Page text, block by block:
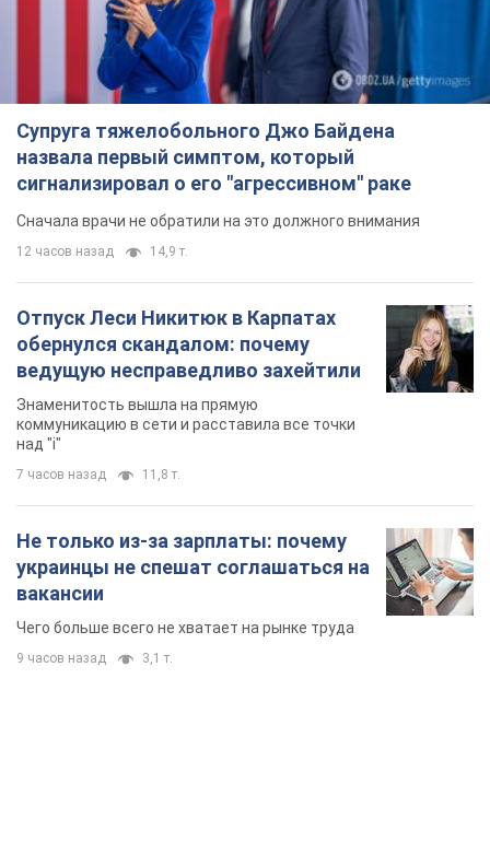
Супруга тяжелобольного Джо Байдена
назвала первый симптом, который
сигнализировал о его "агрессивном" раке
Сначала врачи не обратили на это должного внимания
12 часов назад 14,9 т.
Отпуск Леси Никитюк в Карпатах
обернулся скандалом: почему
ведущую несправедливо захейтили
Знаменитость вышла на прямую
коммуникацию в сети и расставила все точки
над "i"
7 часов назад 11,8 т.
Не только из-за зарплаты: почему
украинцы не спешат соглашаться на
вакансии
Чего больше всего не хватает на рынке труда
9 часов назад 3,1 т.